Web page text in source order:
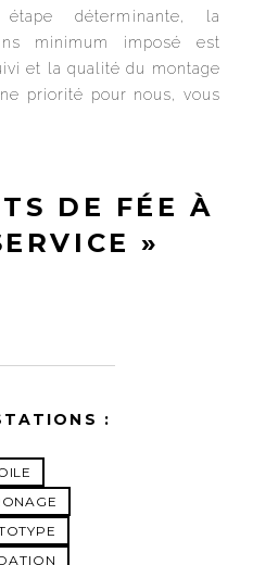
déterminante, la
minimum imposé est
et la qualité du montage
priorité pour nous, vous
DE FÉE À
»
: